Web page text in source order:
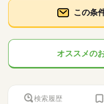
この条
オススメの
検索履歴